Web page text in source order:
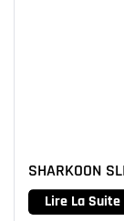
SHARKOON
Lire La Suite